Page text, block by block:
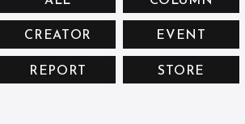
お問い合せ
プライバシーポリシー
CREATOR EVENT
REPORT STORE